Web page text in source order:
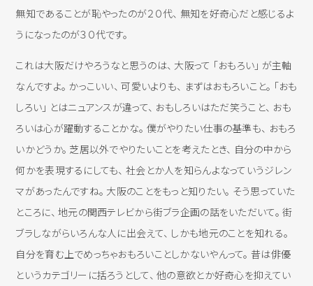
無知であることが恥やったのが２０代、 無知を好奇心だと感じるよ
うになったのが３０代です。
これは大阪だけやろうなと思うのは、 大阪って 「おもろい」 が主軸
なんですよ。 かっこいい、 可愛いよりも、 まずはおもろいこと。 「おも
しろい」 とはニュアンスが違って、 おもしろいはただ笑うこと、 おも
ろいは心が躍動することかな。 僕がやりたい仕事の基準も、 おもろ
いかどうか。 芝居以外でやりたいことを考えたとき、 自分の中から
何かを表現するにしても、 社会とか人を知らんよなっていうジレン
マがあったんですね。 大阪のことをもっと知りたい。 そう思っていた
ところに、 地元の関西テレビから街ブラ企画の話をいただいて。 街
ブラしながらいろんな人に出会えて、 しかも地元のことを知れる。
自分を育む上でめっちゃおもろいことしかないやんって。 昔は俳優
というカテゴリーに括ろうとして、 他の意欲とか好奇心を抑えてい